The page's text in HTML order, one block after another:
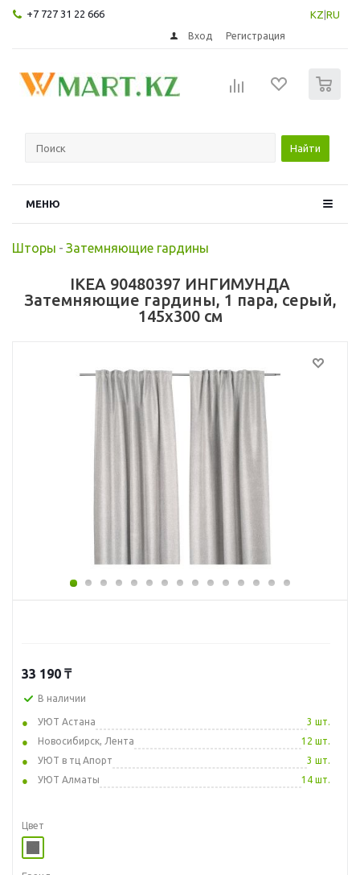
+7 727 31 22 666 KZ RU
Вход Регистрация
Найти
МЕНЮ
Шторы - Затемняющие гардины
IKEA 90480397 ИНГИМУНДА
Затемняющие гардины, 1 пара, серый,
145x300 см
33 190 ₸
В наличии
УЮТ Астана
3 шт.
Новосибирск, Лента
12 шт.
УЮТ в тц Апорт
3 шт.
УЮТ Алматы
14 шт.
Цвет